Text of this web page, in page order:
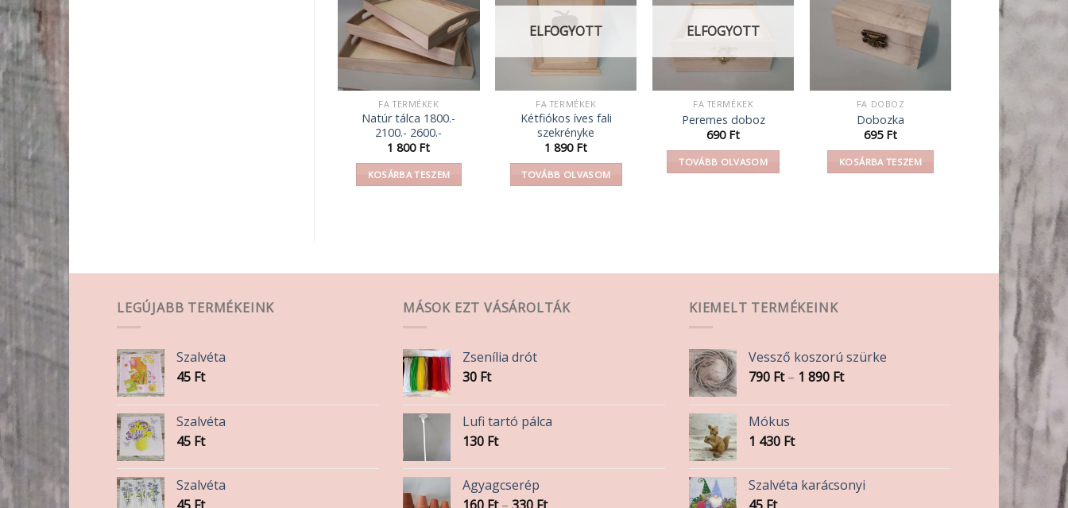
FA TERMÉKEK
Natúr tálca 1800.-
2100.- 2600.-
1 800 Ft
KOSÁRBA TESZEM
ELFOGYOTT
FA TERMÉKEK
Kétfiókos íves fali
szekrényke
1 890 Ft
TOVÁBB OLVASOM
ELFOGYOTT
FA TERMÉKEK
Peremes doboz
690 Ft
TOVÁBB OLVASOM
FA DOBOZ
Dobozka
695 Ft
KOSÁRBA TESZEM
Peremes doboz
LEGÚJABB TERMÉKEINK
Szalvéta
45 Ft
Szalvéta
45 Ft
Szalvéta
MÁSOK EZT VÁSÁROLTÁK
Zsenília drót
30 Ft
Lufi tartó pálca
130 Ft
Agyagcserép
Ártartomány:
KIEMELT TERMÉKEINK
Vessző koszorú szürke
790 Ft – 1 890 FtÁrtartomány:
-
Mókus
1 430 Ft
Szalvéta karácsonyi